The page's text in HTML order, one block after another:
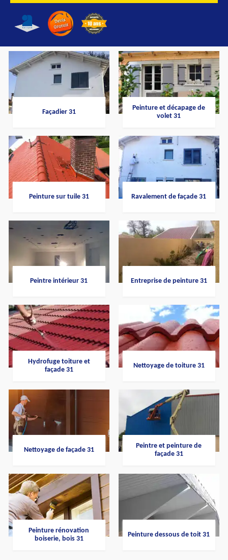
Façadier 31
Peinture et décapage de
volet 31
Peinture sur tuile 31 Ravalement de façade 31
Peintre intérieur 31 Entreprise de peinture 31
Hydrofuge toiture et
façade 31
Nettoyage de toiture 31
Nettoyage de façade 31
Peintre et peinture de
façade 31
Peinture rénovation
boiserie, bois 31
Peinture dessous de toit 31